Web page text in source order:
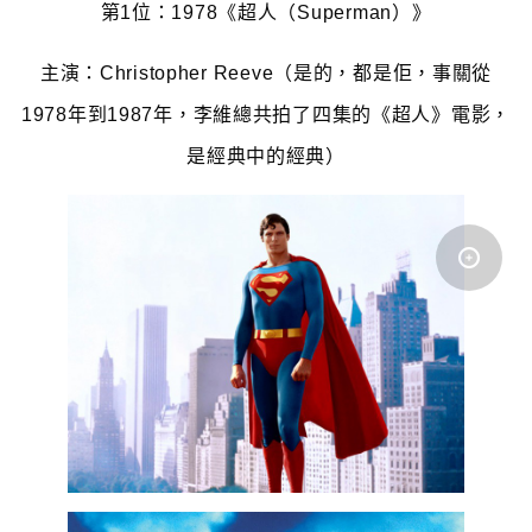
第1位：1978《超人（Superman）》
主演：Christopher Reeve（是的，都是佢，事關從
1978年到1987年，李維總共拍了四集的《超人》電影，
是經典中的經典）